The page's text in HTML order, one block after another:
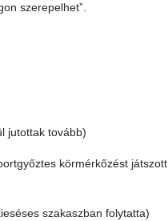
szerepelhet”.
jutottak tovább)
körmérkőzést játszott
szakaszban folytatta)